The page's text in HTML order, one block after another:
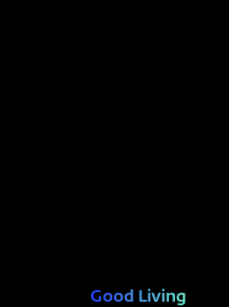
Good Living